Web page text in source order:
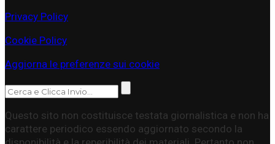
Privacy Policy
Cookie Policy
Aggiorna le preferenze sui cookie
Questo sito non costituisce testata giornalistica e non ha
carattere periodico essendo aggiornato secondo la